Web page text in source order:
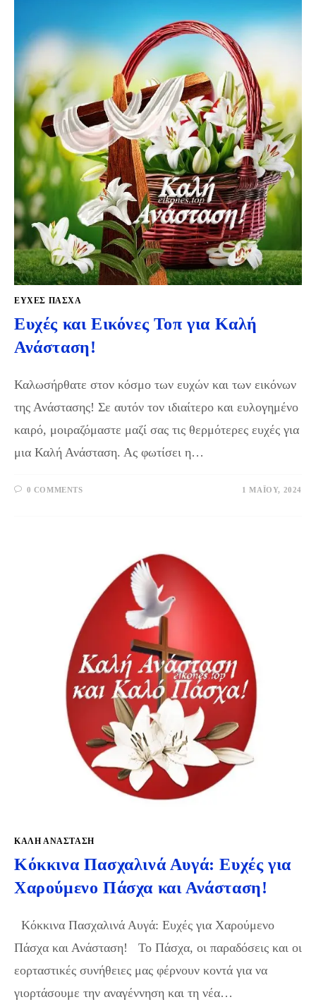
ΕΥΧΈΣ ΠΆΣΧΑ
Ευχές και Εικόνες Τοπ για Καλή
Ανάσταση!
Καλωσήρθατε στον κόσμο των ευχών και των εικόνων
της Ανάστασης! Σε αυτόν τον ιδιαίτερο και ευλογημένο
καιρό, μοιραζόμαστε μαζί σας τις θερμότερες ευχές για
μια Καλή Ανάσταση. Ας φωτίσει η…
0 COMMENTS 1 ΜΑΪ́ΟΥ, 2024
ΚΑΛΉ ΑΝΆΣΤΑΣΗ
Κόκκινα Πασχαλινά Αυγά: Ευχές για
Χαρούμενο Πάσχα και Ανάσταση!
Κόκκινα Πασχαλινά Αυγά: Ευχές για Χαρούμενο
Πάσχα και Ανάσταση! Το Πάσχα, οι παραδόσεις και οι
εορταστικές συνήθειες μας φέρνουν κοντά για να
γιορτάσουμε την αναγέννηση και τη νέα…